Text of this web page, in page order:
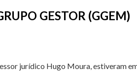
GESTOR (GGEM)
jurídico Hugo Moura, estiveram